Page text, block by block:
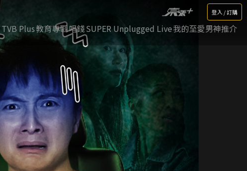
登入 / 訂購
TVB Plus教育專區唱錢SUPER Unplugged Live我的至愛男神推介